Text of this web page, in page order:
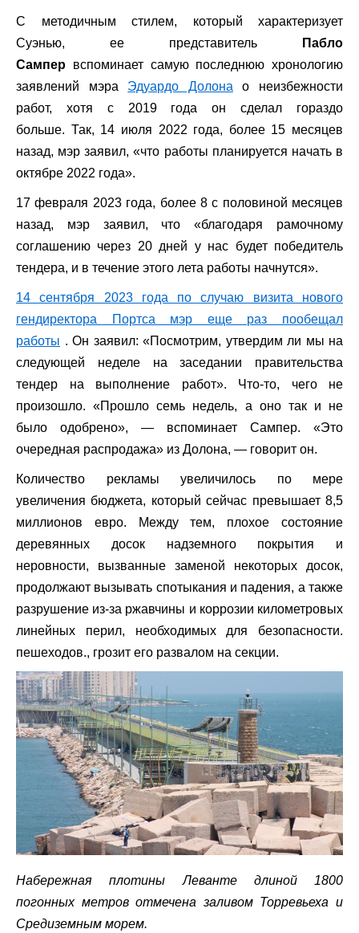
С методичным стилем, который характеризует
Суэнью, ее представитель
Пабло
Сампер вспоминает самую последнюю хронологию
заявлений мэра Эдуардо Долона о неизбежности
работ, хотя с 2019 года он сделал гораздо
больше. Так, 14 июля 2022 года, более 15 месяцев
назад, мэр заявил, «что работы планируется начать в
октябре 2022 года».
17 февраля 2023 года, более 8 с половиной месяцев
назад, мэр заявил, что «благодаря рамочному
соглашению через 20 дней у нас будет победитель
тендера, и в течение этого лета работы начнутся».
14 сентября 2023 года по случаю визита нового
гендиректора Портса мэр еще раз пообещал
работы . Он заявил: «Посмотрим, утвердим ли мы на
следующей неделе на заседании правительства
тендер на выполнение работ». Что-то, чего не
произошло. «Прошло семь недель, а оно так и не
было одобрено», — вспоминает Сампер. «Это
очередная распродажа» из Долона, — говорит он.
Количество рекламы увеличилось по мере
увеличения бюджета, который сейчас превышает 8,5
миллионов евро. Между тем, плохое состояние
деревянных досок надземного покрытия и
неровности, вызванные заменой некоторых досок,
продолжают вызывать спотыкания и падения, а также
разрушение из-за ржавчины и коррозии километровых
линейных перил, необходимых для безопасности.
пешеходов., грозит его развалом на секции.
Набережная плотины Леванте длиной 1800
погонных метров отмечена заливом Торревьеха и
Средиземным морем.